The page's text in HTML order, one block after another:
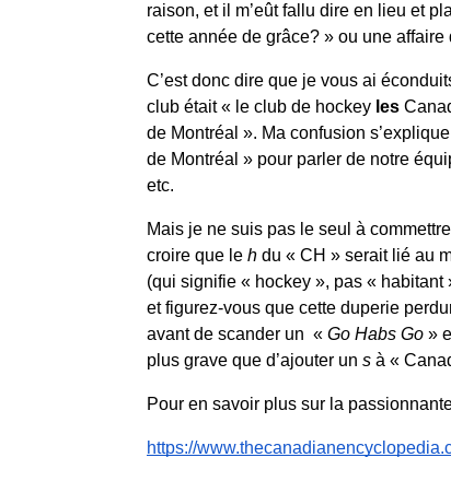
raison, et il m’eût fallu dire en lieu et
cette année de grâce? » ou une affaire
C’est donc dire que je vous ai
club était « le club de hockey les
de Montréal ». Ma confusion
de Montréal » pour parler de notre
etc.
Mais je ne suis pas le seul à
croire que le h du « CH » serait lié au
(qui signifie « hockey », pas «
et figurez-vous que cette duperie
avant de scander un  « Go Habs Go »
plus grave que d’ajouter un s à «
Pour en savoir plus sur la
https://